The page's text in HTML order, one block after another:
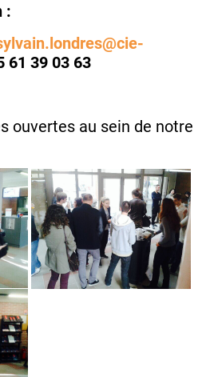
:
61 39 03 63
ouvertes au sein de notre